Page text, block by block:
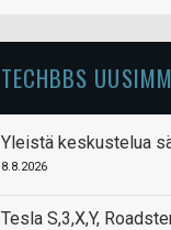
TECHBBS
Yleistä keskustelua
8.8.2026
Tesla S,3,X,Y,